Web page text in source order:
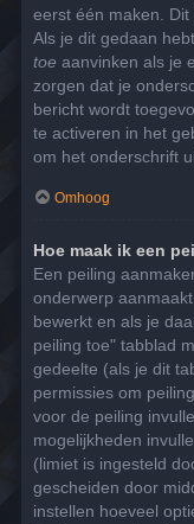
eerst één maken. Dit
Als je dit gedaan
toe aanvinken als je
zorgen dat je
bericht wordt
te activeren in het
om het onderschrift
Omhoog
Hoe maak ik een
Een peiling
onderwerp
bewerkt en als je
peiling toe" tabblad
gedeelte (als je dit
permissies om
voor de peiling
mogelijkheden
(limiet is ingesteld
gescheiden door
instellen hoeveel